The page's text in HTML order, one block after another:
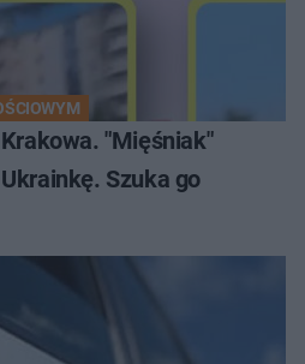
"Mięśniak"
Szuka go